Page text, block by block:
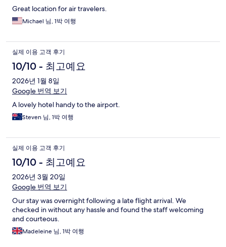
Great location for air travelers.
Michael 님, 1박 여행
실제 이용 고객 후기
10/10 - 최고예요
2026년 1월 8일
Google 번역 보기
A lovely hotel handy to the airport.
Steven 님, 1박 여행
실제 이용 고객 후기
10/10 - 최고예요
2026년 3월 20일
Google 번역 보기
Our stay was overnight following a late flight arrival. We
checked in without any hassle and found the staff welcoming
and courteous.
Madeleine 님, 1박 여행